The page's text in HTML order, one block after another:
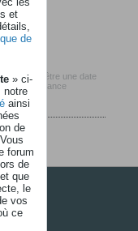
peut pas être une date
de naissance
et
de
» ci-
notre
ainsi
de
forum
de
que
le
vos
ce